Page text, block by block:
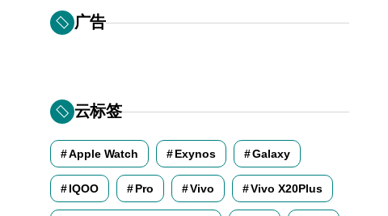
广告
云标签
Apple Watch Exynos Galaxy
IQOO Pro Vivo Vivo X20Plus